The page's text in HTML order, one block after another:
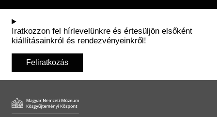
Iratkozzon fel hírlevelünkre és értesüljön elsőként
kiállításainkról és rendezvényeinkről!
Feliratkozás